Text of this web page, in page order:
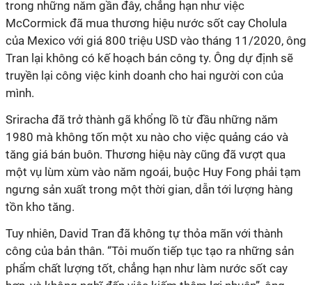
trong những năm gần đây, chẳng hạn như việc
McCormick đã mua thương hiệu nước sốt cay Cholula
của Mexico với giá 800 triệu USD vào tháng 11/2020, ông
Tran lại không có kế hoạch bán công ty. Ông dự định sẽ
truyền lại công việc kinh doanh cho hai người con của
mình.
Sriracha đã trở thành gã khổng lồ từ đầu những năm
1980 mà không tốn một xu nào cho việc quảng cáo và
tăng giá bán buôn. Thương hiệu này cũng đã vượt qua
một vụ lùm xùm vào năm ngoái, buộc Huy Fong phải tạm
ngưng sản xuất trong một thời gian, dẫn tới lượng hàng
tồn kho tăng.
Tuy nhiên, David Tran đã không tự thỏa mãn với thành
công của bản thân. “Tôi muốn tiếp tục tạo ra những sản
phẩm chất lượng tốt, chẳng hạn như làm nước sốt cay